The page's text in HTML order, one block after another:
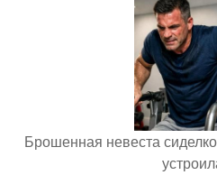
Брошенная невеста